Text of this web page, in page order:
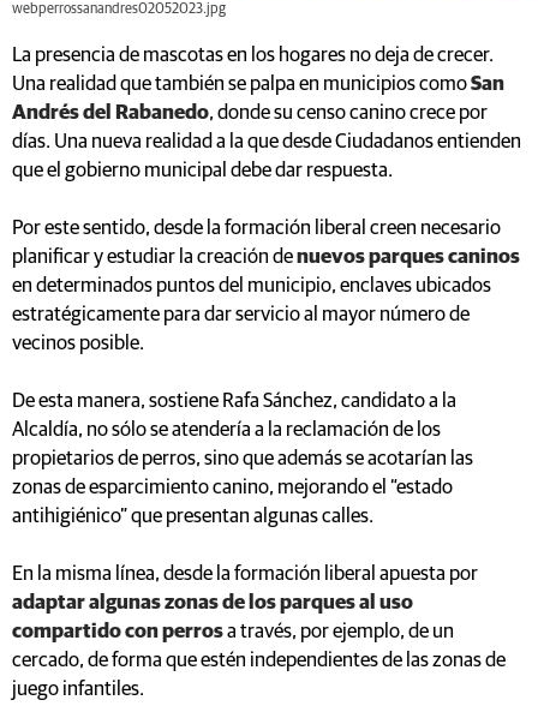
webperrossanandres02052023.jpg
La presencia de mascotas en los hogares no deja de crecer.
Una realidad que también se palpa en municipios comoSan
Andrés del Rabanedo, donde su censo canino crece por
días. Una nueva realidad a la que desde Ciudadanos entienden
que el gobierno municipal debe dar respuesta.
Por este sentido, desde la formación liberal creen necesario
planificar y estudiar la creación denuevos parques caninos
en determinados puntos del municipio, enclaves ubicados
estratégicamente para dar servicio al mayor número de
vecinos posible.
De esta manera, sostiene Rafa Sánchez, candidato a la
Alcaldía, no sólo se atendería a la reclamación de los
propietarios de perros, sino que además se acotarían las
zonas de esparcimiento canino, mejorando el “estado
antihigiénico” que presentan algunas calles.
En la misma línea, desde la formación liberal apuesta por
adaptar algunas zonas de los parques al uso
compartido con perrosa través, por ejemplo, de un
cercado, de forma que estén independientes de las zonas de
juego infantiles.